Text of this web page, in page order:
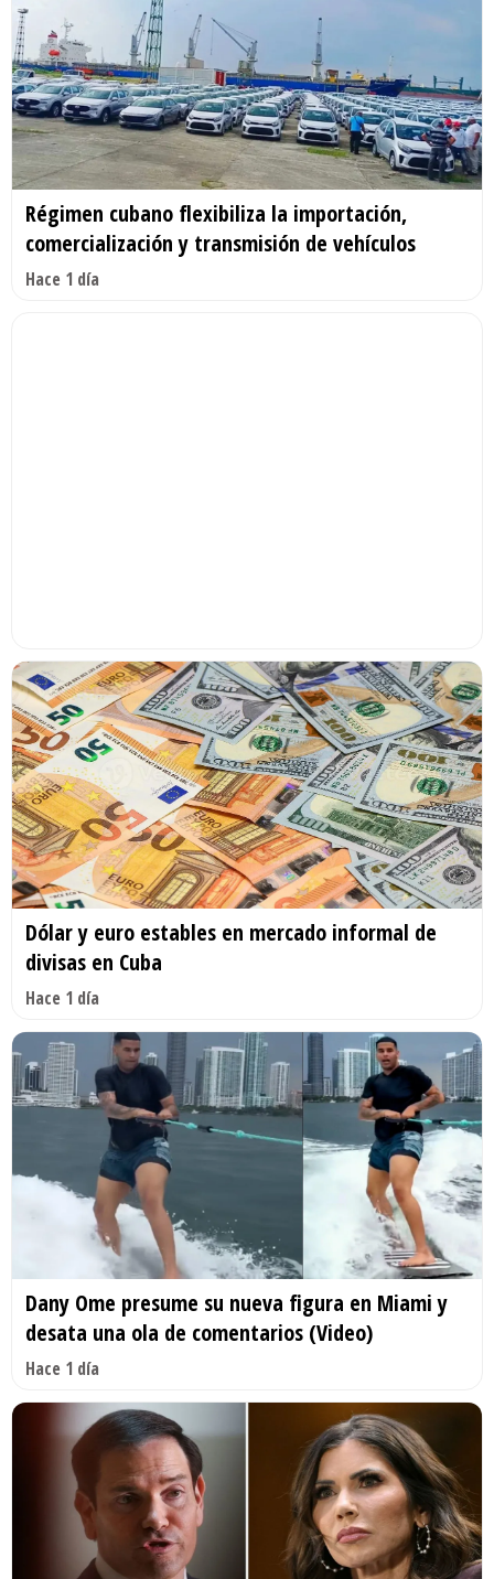
Régimen cubano flexibiliza la importación,
comercialización y transmisión de vehículos
Hace 1 día
Dólar y euro estables en mercado informal de
divisas en Cuba
Hace 1 día
Dany Ome presume su nueva figura en Miami y
desata una ola de comentarios (Video)
Hace 1 día